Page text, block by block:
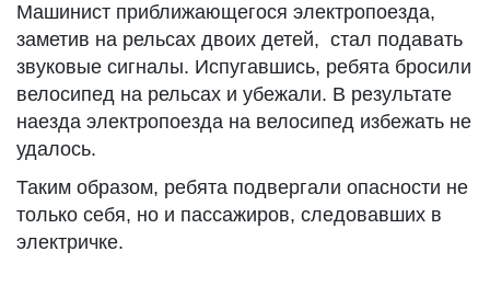
Машинист приближающегося электропоезда,
заметив на рельсах двоих детей, стал подавать
звуковые сигналы. Испугавшись, ребята бросили
велосипед на рельсах и убежали. В результате
наезда электропоезда на велосипед избежать не
удалось.
Таким образом, ребята подвергали опасности не
только себя, но и пассажиров, следовавших в
электричке.